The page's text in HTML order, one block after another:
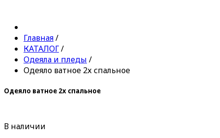
Главная/
КАТАЛОГ/
Одеяла и пледы /
Одеяло ватное 2х спальное
Одеяло ватное 2х спальное
В наличии